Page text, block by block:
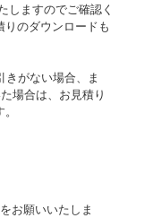
しますのでご確認く
りのダウンロードも
がない場合、ま
場合は、お見積り
お願いいたしま